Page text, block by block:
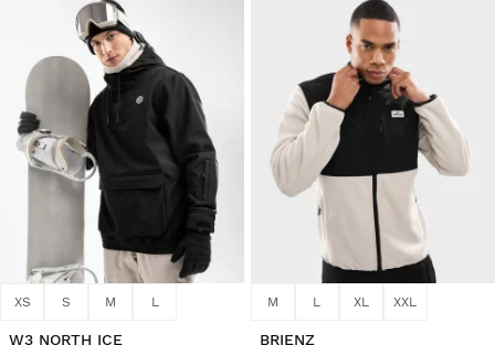
XS S M L
W3 NORTH ICE
M L XL XXL
BRIENZ